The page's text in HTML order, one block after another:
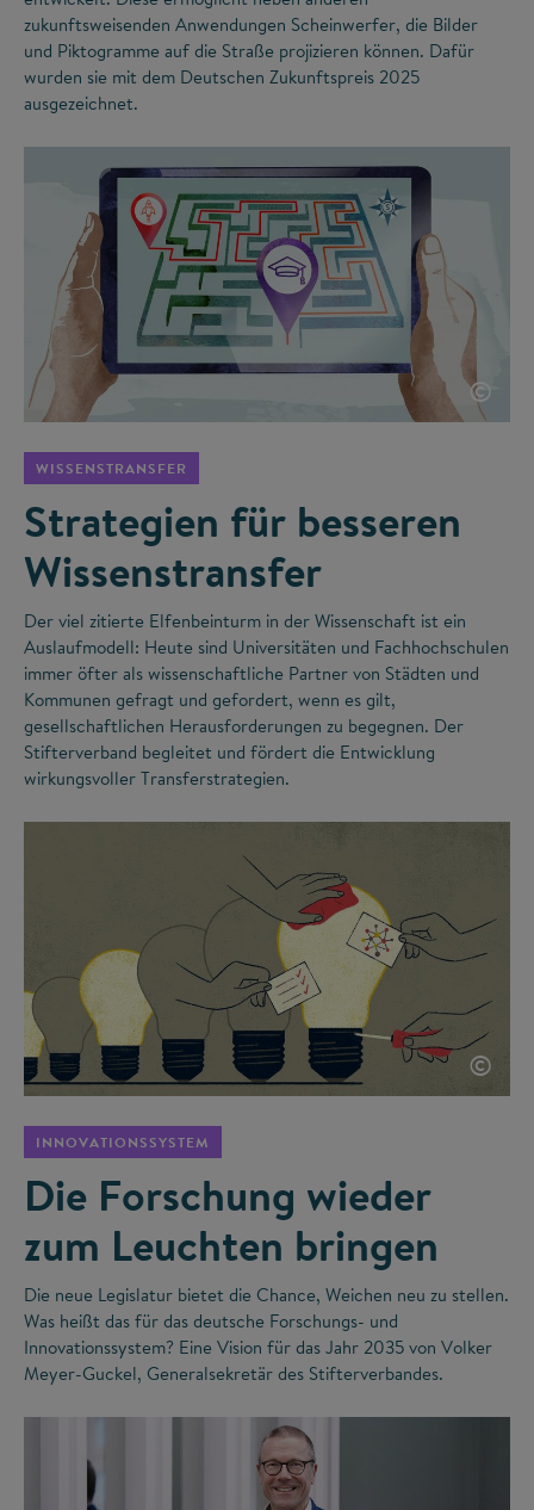
zukunftsweisenden Anwendungen Scheinwerfer, die Bilder
und Piktogramme auf die Straße projizieren können. Dafür
wurden sie mit dem Deutschen Zukunftspreis 2025
ausgezeichnet.
©
WISSENSTRANSFER
Strategien für besseren
Wissenstransfer
Der viel zitierte Elfenbeinturm in der Wissenschaft ist ein
Auslaufmodell: Heute sind Universitäten und Fachhochschulen
immer öfter als wissenschaftliche Partner von Städten und
Kommunen gefragt und gefordert, wenn es gilt,
gesellschaftlichen Herausforderungen zu begegnen. Der
Stifterverband begleitet und fördert die Entwicklung
wirkungsvoller Transferstrategien.
©
INNOVATIONSSYSTEM
Die Forschung wieder
zum Leuchten bringen
Die neue Legislatur bietet die Chance, Weichen neu zu stellen.
Was heißt das für das deutsche Forschungs- und
Innovationssystem? Eine Vision für das Jahr 2035 von Volker
Meyer-Guckel, Generalsekretär des Stifterverbandes.